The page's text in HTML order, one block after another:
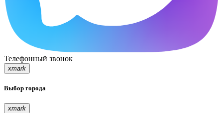
Телефонный звонок
xmark
Выбор города
xmark